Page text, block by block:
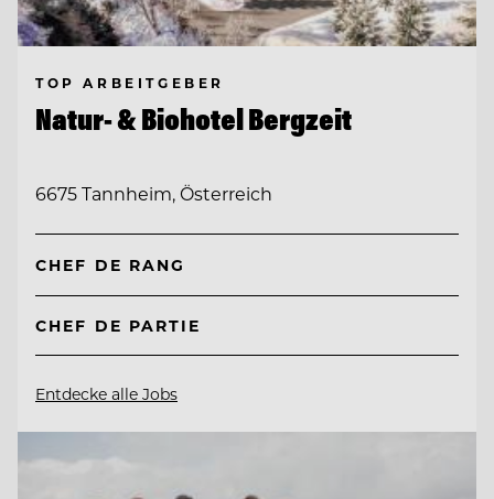
TOP ARBEITGEBER
Natur- & Biohotel Bergzeit
6675 Tannheim, Österreich
CHEF DE RANG
CHEF DE PARTIE
Entdecke alle Jobs